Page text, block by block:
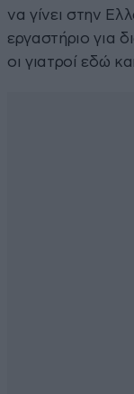
να γίνει στην
εργαστήριο για
οι γιατροί εδώ